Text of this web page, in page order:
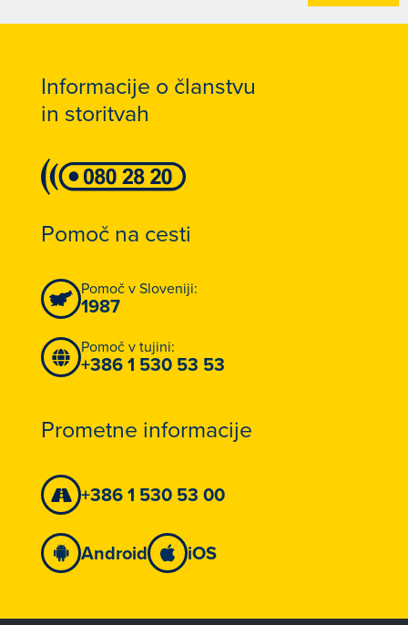
Informacije o članstvu
in storitvah
Pomoč na cesti
Pomoč v Sloveniji:
1987
Pomoč v tujini:
+386 1 530 53 53
Prometne informacije
+386 1 530 53 00
Android iOS